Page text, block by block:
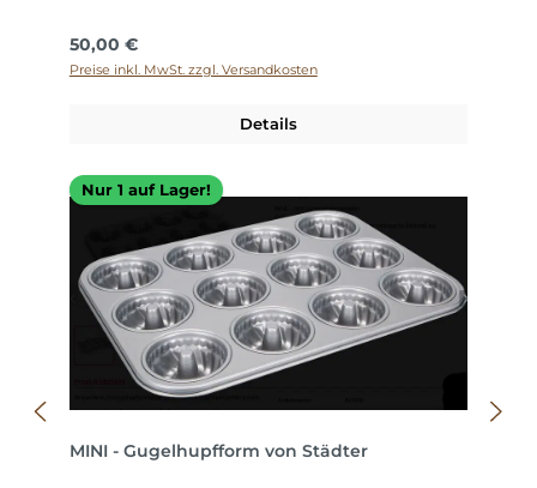
Regulärer Preis:
50,00 €
Preise inkl. MwSt. zzgl. Versandkosten
Details
Nur 1 auf Lager!
MINI - Gugelhupfform von Städter